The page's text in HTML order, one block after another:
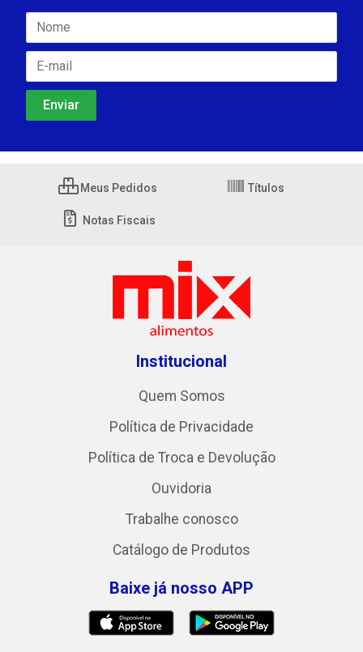
Meus Pedidos Títulos
Notas Fiscais
Institucional
Quem Somos
Política de Privacidade
Política de Troca e Devolução
Ouvidoria
Trabalhe conosco
Catálogo de Produtos
Baixe já nosso APP